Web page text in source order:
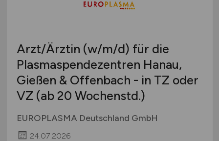
Arzt/Ärztin (w/m/d) für die
Plasmaspendezentren Hanau,
Gießen & Offenbach - in TZ oder
VZ (ab 20 Wochenstd.)
EUROPLASMA Deutschland GmbH
24.07.2026